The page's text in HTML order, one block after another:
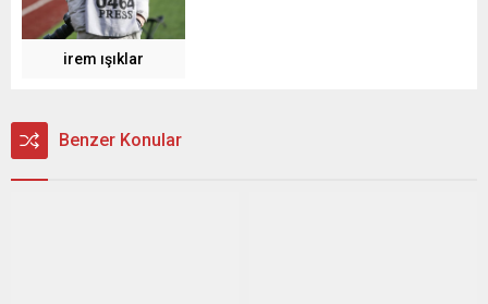
irem ışıklar
Benzer Konular